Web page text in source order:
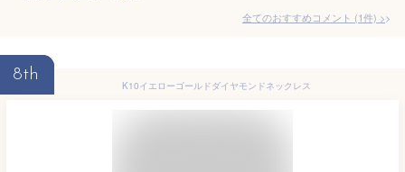
全てのおすすめコメント (1件) >
8th
K10イエローゴールドダイヤモンドネックレス